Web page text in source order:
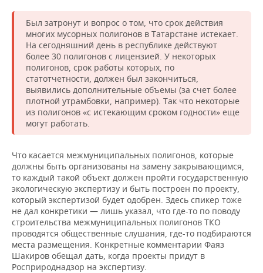
Был затронут и вопрос о том, что срок действия
многих мусорных полигонов в Татарстане истекает.
На сегодняшний день в республике действуют
более 30 полигонов с лицензией. У некоторых
полигонов, срок работы которых, по
статотчетности, должен был закончиться,
выявились дополнительные объемы (за счет более
плотной утрамбовки, например). Так что некоторые
из полигонов «с истекающим сроком годности» еще
могут работать.
Что касается межмуниципальных полигонов, которые
должны быть организованы на замену закрывающимся,
то каждый такой объект должен пройти государственную
экологическую экспертизу и быть построен по проекту,
который экспертизой будет одобрен. Здесь спикер тоже
не дал конкретики — лишь указал, что где-то по поводу
строительства межмуниципальных полигонов ТКО
проводятся общественные слушания, где-то подбираются
места размещения. Конкретные комментарии Фаяз
Шакиров обещал дать, когда проекты придут в
Росприроднадзор на экспертизу.